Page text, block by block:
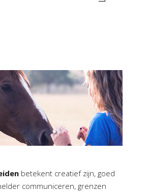
betekent creatief zijn, goed
communiceren, grenzen